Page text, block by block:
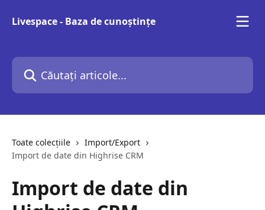
Livespace - Baza de cunoștințe
Căutați articole...
Toate colecțiile
Import/Export
Import de date din Highrise CRM
Import de date din